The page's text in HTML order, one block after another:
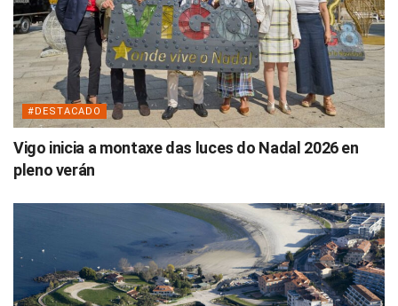
#DESTACADO
Vigo inicia a montaxe das luces do Nadal 2026 en
pleno verán